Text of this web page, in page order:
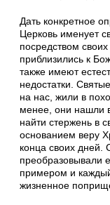
Дать конкретное
Церковь именует
посредством
приблизились к
также имеют
недостатки.
на нас, жили в
менее, они нашли
найти стержень в
основанием веру
конца своих дней.
преобразовывали
примером и
жизненное